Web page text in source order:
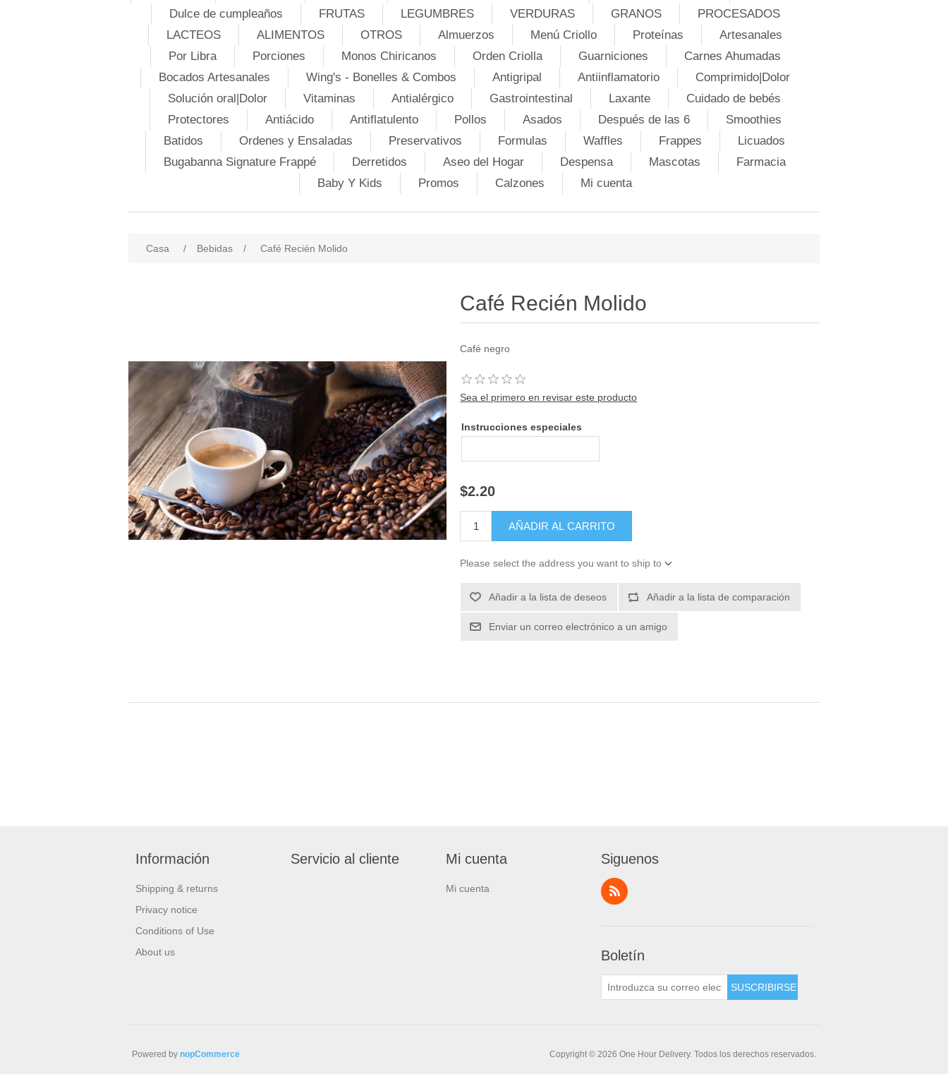
Dulce de cumpleaños
FRUTAS LEGUMBRES VERDURAS GRANOS
PROCESADOS
LACTEOS
ALIMENTOS OTROS Almuerzos Menú Criollo Proteínas
Artesanales
Por Libra
Porciones Monos Chiricanos Orden Criolla Guarniciones
Carnes Ahumadas
Bocados Artesanales
Wing's - Bonelles & Combos Antigripal Antiinflamatorio
Comprimido|Dolor
Solución oral|Dolor
Vitaminas Antialérgico Gastrointestinal Laxante
Cuidado de bebés
Protectores
Antiácido Antiflatulento Pollos Asados Después de las 6
Smoothies
Batidos
Ordenes y Ensaladas Preservativos Formulas Waffles Frappes
Licuados
Bugabanna Signature Frappé
Derretidos Aseo del Hogar Despensa Mascotas
Farmacia
Baby Y Kids
Promos Calzones Mi cuenta
Casa / Bebidas / Café Recién Molido
Café Recién Molido
Café negro
Sea el primero en revisar este producto
Instrucciones especiales
$2.20
Please select the address you want to ship to
Información
Shipping & returns
Privacy notice
Conditions of Use
About us
Servicio al cliente Mi cuenta
Mi cuenta
Siguenos
Boletín
Copyright © 2026 One Hour Delivery. Todos los derechos reservados.
Powered by nopCommerce